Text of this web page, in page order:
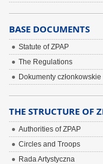
BASE DOCUMENTS
Statute of ZPAP
The Regulations
Dokumenty członkowskie
THE STRUCTURE OF
Authorities of ZPAP
Circles and Troops
Rada Artystyczna